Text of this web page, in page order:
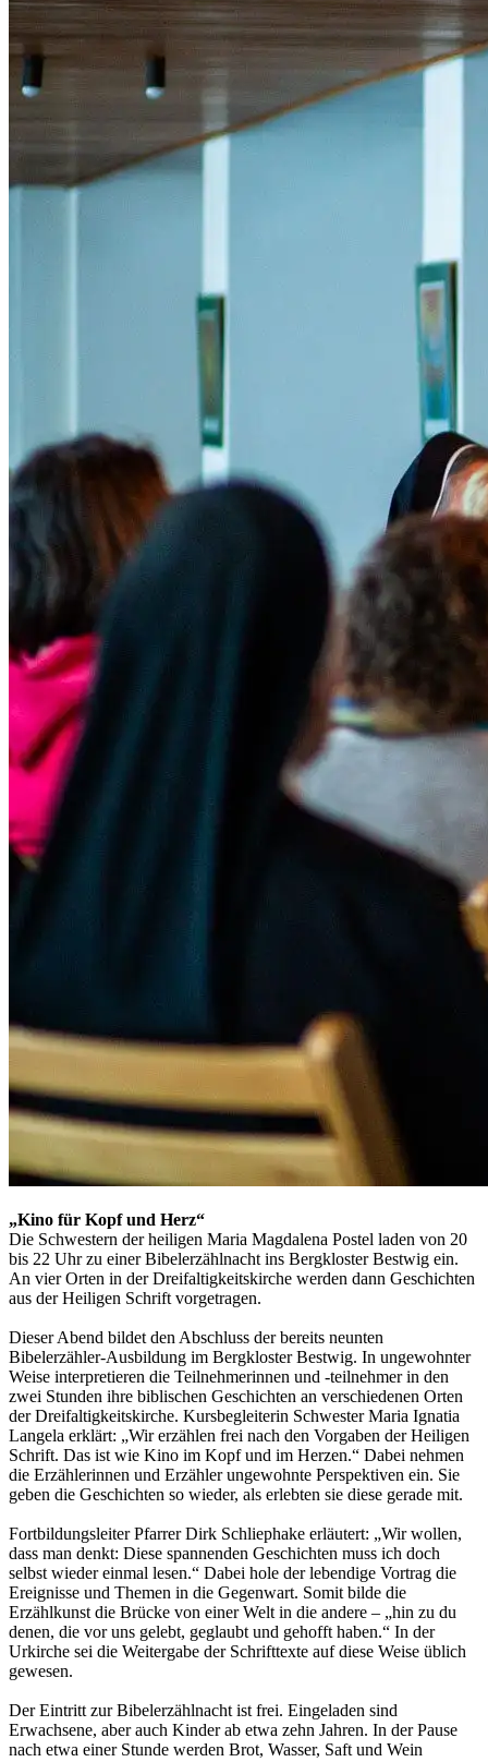
„Kino für Kopf und Herz“
Die Schwestern der heiligen Maria Magdalena Postel laden von 20
bis 22 Uhr zu einer Bibelerzählnacht ins Bergkloster Bestwig ein.
An vier Orten in der Dreifaltigkeitskirche werden dann Geschichten
aus der Heiligen Schrift vorgetragen.
Dieser Abend bildet den Abschluss der bereits neunten
Bibelerzähler-Ausbildung im Bergkloster Bestwig. In ungewohnter
Weise interpretieren die Teilnehmerinnen und -teilnehmer in den
zwei Stunden ihre biblischen Geschichten an verschiedenen Orten
der Dreifaltigkeitskirche. Kursbegleiterin Schwester Maria Ignatia
Langela erklärt: „Wir erzählen frei nach den Vorgaben der Heiligen
Schrift. Das ist wie Kino im Kopf und im Herzen.“ Dabei nehmen
die Erzählerinnen und Erzähler ungewohnte Perspektiven ein. Sie
geben die Geschichten so wieder, als erlebten sie diese gerade mit.
Fortbildungsleiter Pfarrer Dirk Schliephake erläutert: „Wir wollen,
dass man denkt: Diese spannenden Geschichten muss ich doch
selbst wieder einmal lesen.“ Dabei hole der lebendige Vortrag die
Ereignisse und Themen in die Gegenwart. Somit bilde die
Erzählkunst die Brücke von einer Welt in die andere – „hin zu du
denen, die vor uns gelebt, geglaubt und gehofft haben.“ In der
Urkirche sei die Weitergabe der Schrifttexte auf diese Weise üblich
gewesen.
Der Eintritt zur Bibelerzählnacht ist frei. Eingeladen sind
Erwachsene, aber auch Kinder ab etwa zehn Jahren. In der Pause
nach etwa einer Stunde werden Brot, Wasser, Saft und Wein